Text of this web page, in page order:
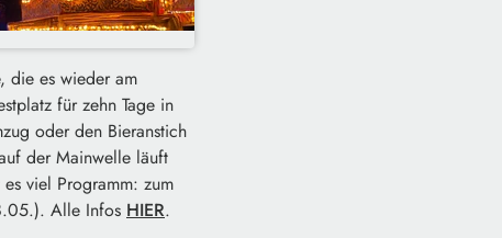
die es wieder am
für zehn Tage in
oder den Bieranstich
der Mainwelle läuft
viel Programm: zum
Alle Infos HIER.